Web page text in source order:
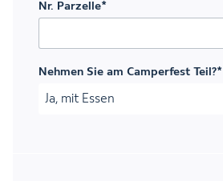
Nr. Parzelle*
Nehmen Sie am Camperfest Teil?*